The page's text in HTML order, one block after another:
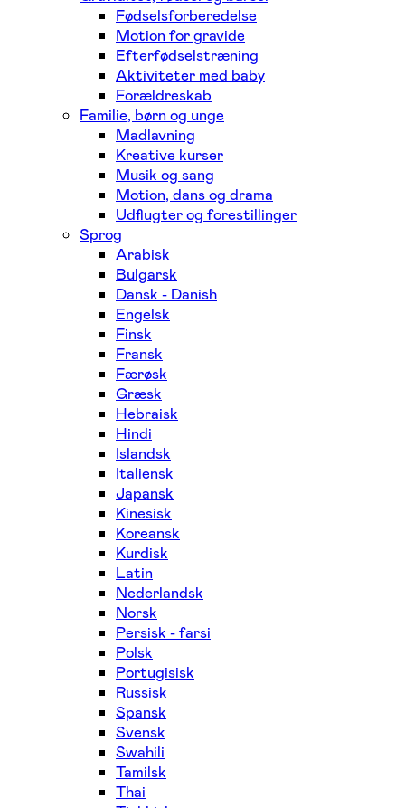
Fødselsforberedelse
Motion for gravide
Efterfødselstræning
Aktiviteter med baby
Forældreskab
Familie, børn og unge
Madlavning
Kreative kurser
Musik og sang
Motion, dans og drama
Udflugter og forestillinger
Sprog
Arabisk
Bulgarsk
Dansk - Danish
Engelsk
Finsk
Fransk
Færøsk
Græsk
Hebraisk
Hindi
Islandsk
Italiensk
Japansk
Kinesisk
Koreansk
Kurdisk
Latin
Nederlandsk
Norsk
Persisk - farsi
Polsk
Portugisisk
Russisk
Spansk
Svensk
Swahili
Tamilsk
Thai